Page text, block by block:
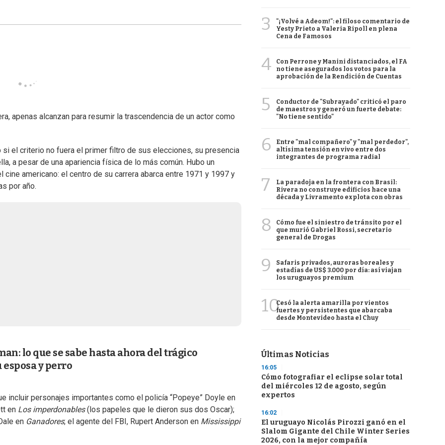
apenas alcanzan para resumir la trascendencia de un actor como
el criterio no fuera el primer filtro de sus elecciones, su presencia
a pesar de una apariencia física de lo más común. Hubo un
americano: el centro de su carrera abarca entre 1971 y 1997 y
por año.
lo que se sabe hasta ahora del trágico
y perro
incluir personajes importantes como el policía “Popeye” Doyle en
en Los imperdonables(los papeles que le dieron sus dos Oscar);
en Ganadores; el agente del FBI, Rupert Anderson en Mississippi
3
"¡Volvé a Adeom!": el filoso comentario de
Yesty Prieto a Valeria Ripoll en plena
Cena de Famosos
4
Con Perrone y Manini distanciados, el FA
no tiene asegurados los votos para la
aprobación de la Rendición de Cuentas
5
Conductor de "Subrayado" criticó el paro
de maestros y generó un fuerte debate:
"No tiene sentido"
6
Entre "mal compañero" y "mal perdedor",
altísima tensión en vivo entre dos
integrantes de programa radial
7
La paradoja en la frontera con Brasil:
Rivera no construye edificios hace una
década y Livramento explota con obras
8
Cómo fue el siniestro de tránsito por el
que murió Gabriel Rossi, secretario
general de Drogas
9
Safaris privados, auroras boreales y
estadías de US$ 3.000 por día: así viajan
los uruguayos premium
10Cesó la alerta amarilla por vientos
fuertes y persistentes que abarcaba
desde Montevideo hasta el Chuy
Últimas Noticias
16:05
Cómo fotografiar el eclipse solar total
del miércoles 12 de agosto, según
expertos
16:02
El uruguayo Nicolás Pirozzi ganó en el
Slalom Gigante del Chile Winter Series
2026, con la mejor compañía